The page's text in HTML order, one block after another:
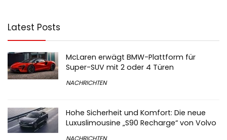
Latest Posts
McLaren erwägt BMW-Plattform für
Super-SUV mit 2 oder 4 Türen
NACHRICHTEN
Hohe Sicherheit und Komfort: Die neue
Luxuslimousine „S90 Recharge“ von Volvo
NACHRICHTEN